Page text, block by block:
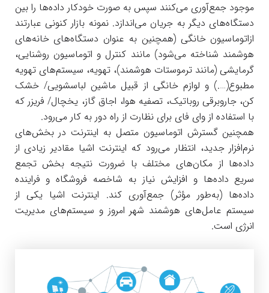
موجود جمع‌آوری می‌کنند سپس به صورت خودکار داده‌ها را بین
دستگاه‌های دیگر به جریان می‌اندازد. نمونه بازار کنونی عبارتند
ازاتوماسیون خانگی (همچنین به عنوان دستگاه‌های خانه‌های
هوشمند شناخته می‌شود) مانند کنترل و اتوماسیون روشنایی،
گرمایشی (مانند ترموستات هوشمند)، تهویه، سیستم‌های تهویه
مطبوع(….) و لوازم خانگی از قبیل ماشین لباسشویی/ خشک
کن، جاروبرقی روباتیک، تصفیه هوا، اجاق گاز، یخچال/ فریزر که
با استفاده از وای فای برای نظارت از راه دور به کار می‌رود.
همچنین گسترش اتوماسیون متصل به اینترنت در بخش‌های
نرم‌افزار جدید، انتظار می‌رود که اینترنت اشیا مقادیر زیادی از
داده‌ها از مکان‌های مختلف با ضرورت نتیجه بخش تجمع
سریع داده‌ها و افزایش نیاز به شاخصه فروشگاه و فراینده
داده‌ها (به‌طور مؤثر) جمع‌آوری کند. اینترنت اشیا یکی از
سیستم عامل‌های هوشمند شهر امروز و سیستم‌های مدیریت
انرژی است.